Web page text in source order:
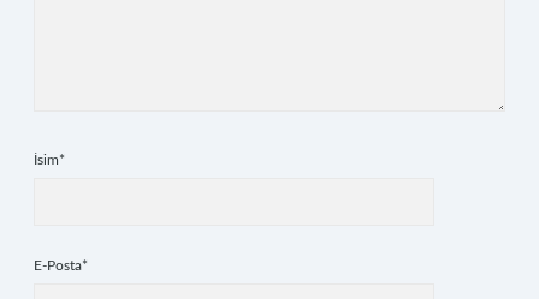
İsim*
E-Posta*